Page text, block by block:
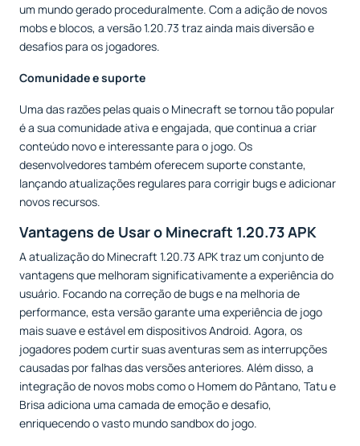
um mundo gerado proceduralmente. Com a adição de novos
mobs e blocos, a versão 1.20.73 traz ainda mais diversão e
desafios para os jogadores.
Comunidade e suporte
Uma das razões pelas quais o Minecraft se tornou tão popular
é a sua comunidade ativa e engajada, que continua a criar
conteúdo novo e interessante para o jogo. Os
desenvolvedores também oferecem suporte constante,
lançando atualizações regulares para corrigir bugs e adicionar
novos recursos.
Vantagens de Usar o Minecraft 1.20.73 APK
A atualização do Minecraft 1.20.73 APK traz um conjunto de
vantagens que melhoram significativamente a experiência do
usuário. Focando na correção de bugs e na melhoria de
performance, esta versão garante uma experiência de jogo
mais suave e estável em dispositivos Android. Agora, os
jogadores podem curtir suas aventuras sem as interrupções
causadas por falhas das versões anteriores. Além disso, a
integração de novos mobs como o Homem do Pântano, Tatu e
Brisa adiciona uma camada de emoção e desafio,
enriquecendo o vasto mundo sandbox do jogo.